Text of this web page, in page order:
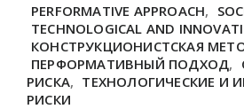
PERFORMATIVE APPROACH,
TECHNOLOGICAL AND
КОНСТРУКЦИОНИСТСКАЯ
ПЕРФОРМАТИВНЫЙ ПОДХОД,
РИСКА, ТЕХНОЛОГИЧЕСКИЕ И
РИСКИ